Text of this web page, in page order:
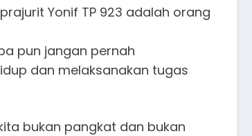
Yonif TP 923 adalah orang
pun jangan pernah
dan melaksanakan tugas
bukan pangkat dan bukan